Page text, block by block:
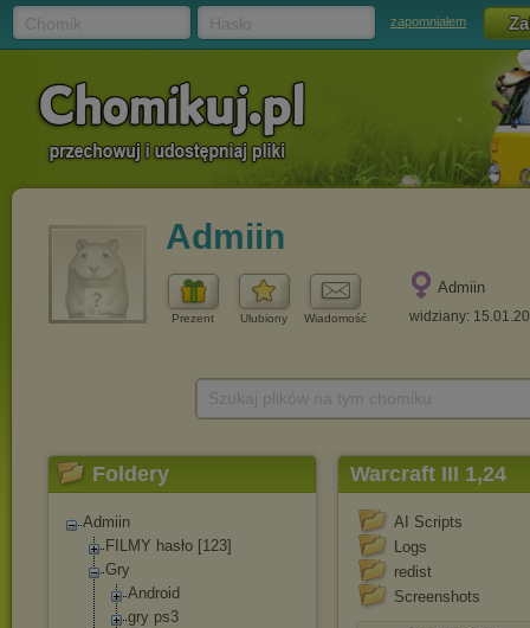
zapomniałem
Admiin
Prezent Ulubiony Wiadomość
Admiin
widziany:
Foldery
Admiin
FILMY hasło [123]
Gry
Android
gry ps3
Warcraft III 1,24
AI Scripts
Logs
redist
Screenshots